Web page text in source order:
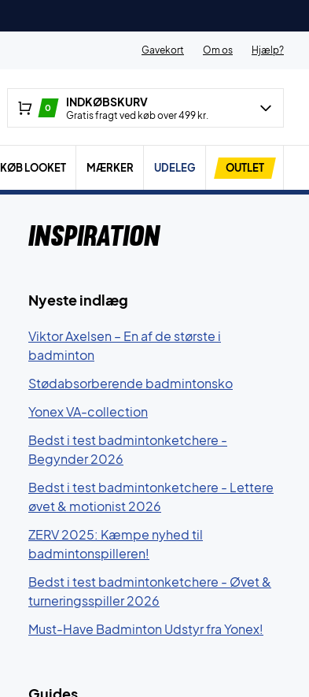
Gavekort Om os Hjælp?
0 INDKØBSKURV
Gratis fragt ved køb over 499 kr.
KØB LOOKET MÆRKER UDELEG OUTLET
Inspiration
Nyeste indlæg
Viktor Axelsen – En af de største i
badminton
Stødabsorberende badmintonsko
Yonex VA-collection
Bedst i test badmintonketchere -
Begynder 2026
Bedst i test badmintonketchere - Lettere
øvet & motionist 2026
ZERV 2025: Kæmpe nyhed til
badmintonspilleren!
Bedst i test badmintonketchere - Øvet &
turneringsspiller 2026
Must-Have Badminton Udstyr fra Yonex!